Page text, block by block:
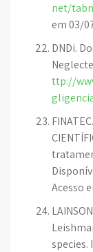
net/
em 03/
DNDi.
ttp://
Acesso
species.